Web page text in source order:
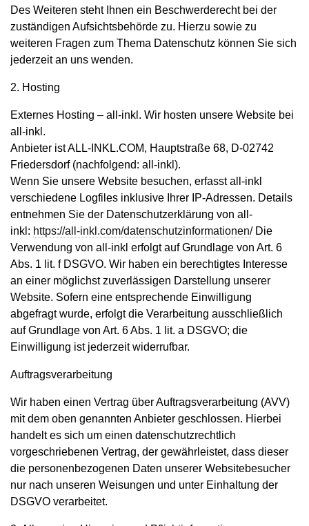
Des Weiteren steht Ihnen ein Beschwerderecht bei der
zuständigen Aufsichtsbehörde zu. Hierzu sowie zu
weiteren Fragen zum Thema Datenschutz können Sie sich
jederzeit an uns wenden.
2. Hosting
Externes Hosting – all-inkl. Wir hosten unsere Website bei
all-inkl.
Anbieter ist ALL-INKL.COM, Hauptstraße 68, D-02742
Friedersdorf (nachfolgend: all-inkl).
Wenn Sie unsere Website besuchen, erfasst all-inkl
verschiedene Logfiles inklusive Ihrer IP-Adressen. Details
entnehmen Sie der Datenschutzerklärung von all-
inkl: https://all-inkl.com/datenschutzinformationen/Die
Verwendung von all-inkl erfolgt auf Grundlage von Art. 6
Abs. 1 lit. f DSGVO. Wir haben ein berechtigtes Interesse
an einer möglichst zuverlässigen Darstellung unserer
Website. Sofern eine entsprechende Einwilligung
abgefragt wurde, erfolgt die Verarbeitung ausschließlich
auf Grundlage von Art. 6 Abs. 1 lit. a DSGVO; die
Einwilligung ist jederzeit widerrufbar.
Auftragsverarbeitung
Wir haben einen Vertrag über Auftragsverarbeitung (AVV)
mit dem oben genannten Anbieter geschlossen. Hierbei
handelt es sich um einen datenschutzrechtlich
vorgeschriebenen Vertrag, der gewährleistet, dass dieser
die personenbezogenen Daten unserer Websitebesucher
nur nach unseren Weisungen und unter Einhaltung der
DSGVO verarbeitet.